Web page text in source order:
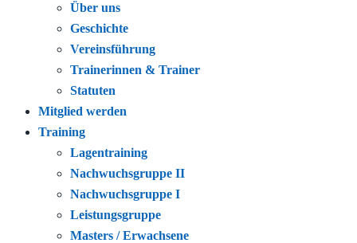
Über uns
Geschichte
Vereinsführung
Trainerinnen & Trainer
Statuten
Mitglied werden
Training
Lagentraining
Nachwuchsgruppe II
Nachwuchsgruppe I
Leistungsgruppe
Masters / Erwachsene